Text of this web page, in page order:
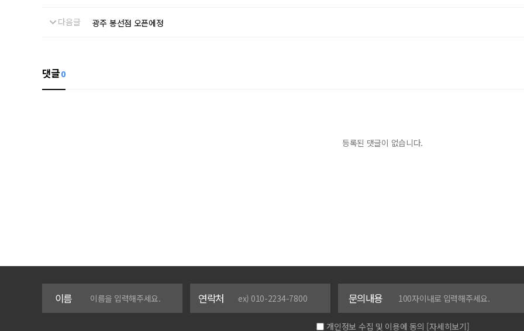
다음글 광주 봉선점 오픈에정
댓글0
등록된 댓글이 없습니다.
이름 연락처 문의내용
개인정보 수집 및 이용에 동의 [자세히보기]